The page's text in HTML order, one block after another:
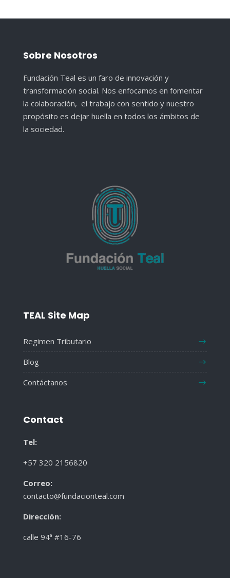
Sobre Nosotros
Fundación Teal es un faro de innovación y
transformación social. Nos enfocamos en fomentar
la colaboración, el trabajo con sentido y nuestro
propósito es dejar huella en todos los ámbitos de
la sociedad.
TEAL Site Map
Regimen Tributario
Blog
Contáctanos
Contact
Tel:
+57 320 2156820
Correo:
contacto@fundacionteal.com
Dirección:
calle 94ª #16-76